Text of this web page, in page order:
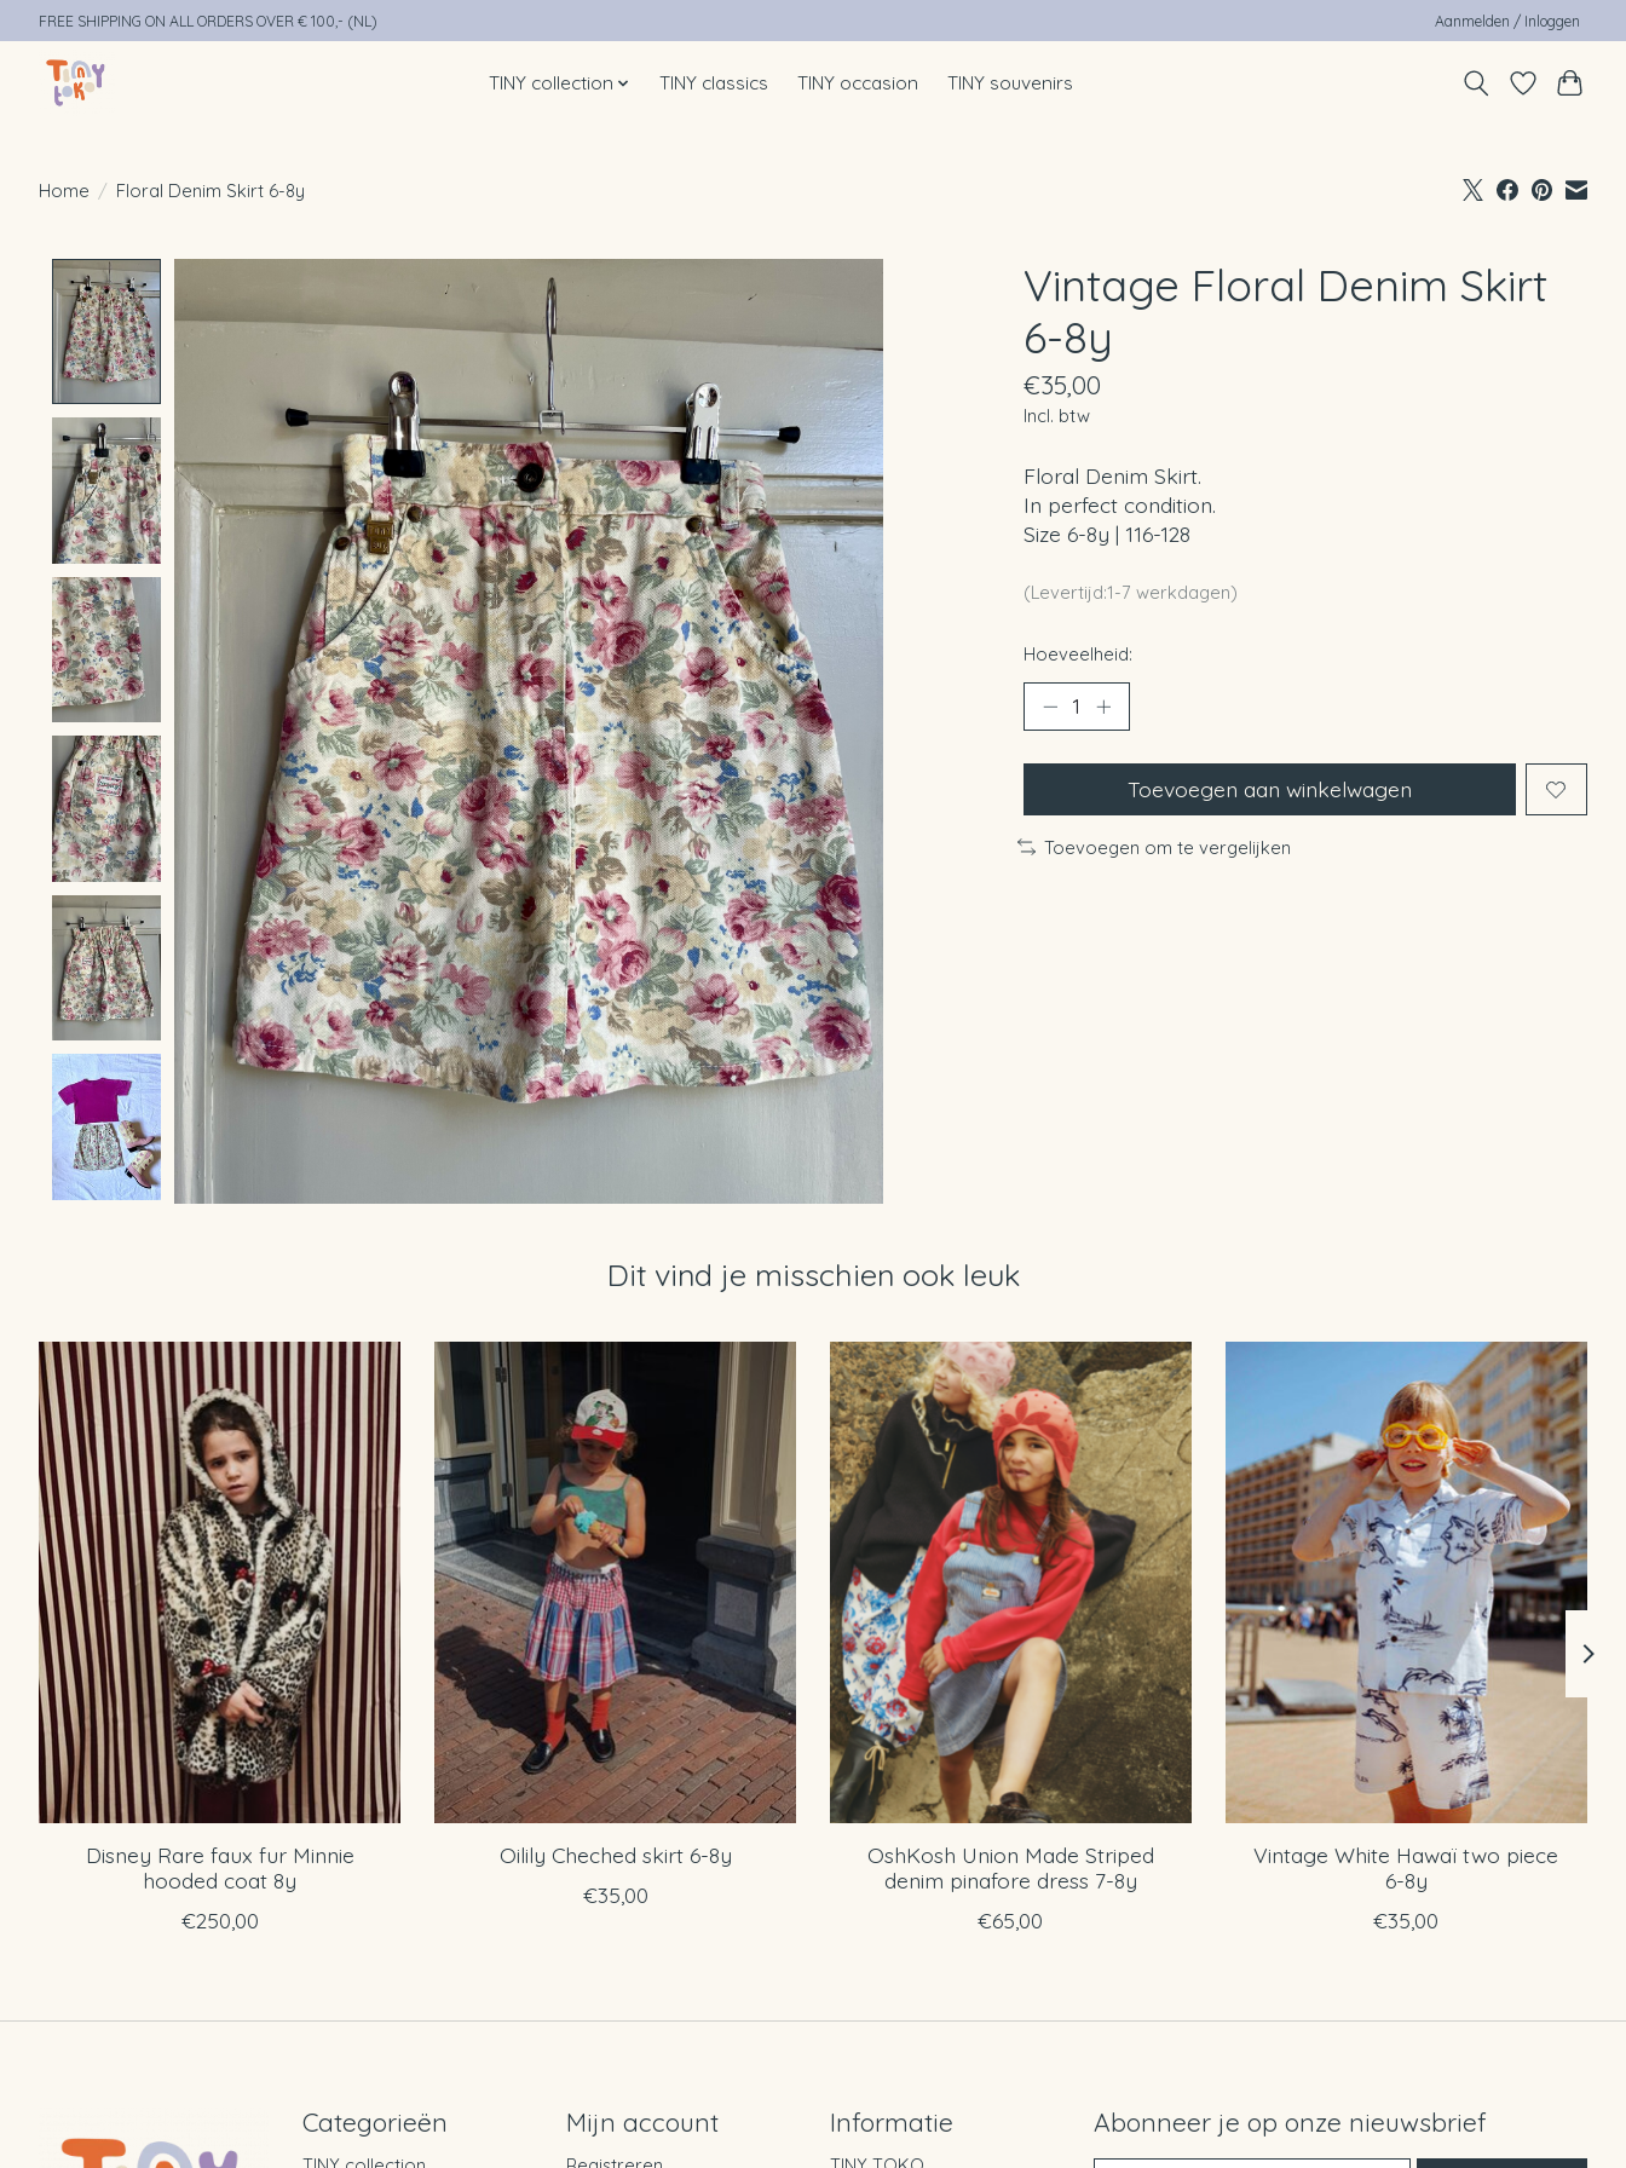
FREE SHIPPING ON ALL ORDERS OVER € 100,- (NL) Aanmelden / Inloggen
TINY collection TINY classics TINY occasion TINY souvenirs
Home / Floral Denim Skirt 6-8y
Vintage Floral Denim Skirt
6-8y
€35,00
Incl. btw
Floral Denim Skirt.
In perfect condition.
Size 6-8y | 116-128
(Levertijd:1-7 werkdagen)
Hoeveelheid:
Toevoegen aan winkelwagen
Toevoegen om te vergelijken
Dit vind je misschien ook leuk
Items van productcarrousel
Disney Rare faux fur Minnie
hooded coat 8y
€250,00
Oilily Cheched skirt 6-8y
€35,00
OshKosh Union Made Striped
denim pinafore dress 7-8y
€65,00
Vintage White Hawaï two piece
6-8y
€35,00
Categorieën Mijn account Informatie Abonneer je op onze nieuwsbrief